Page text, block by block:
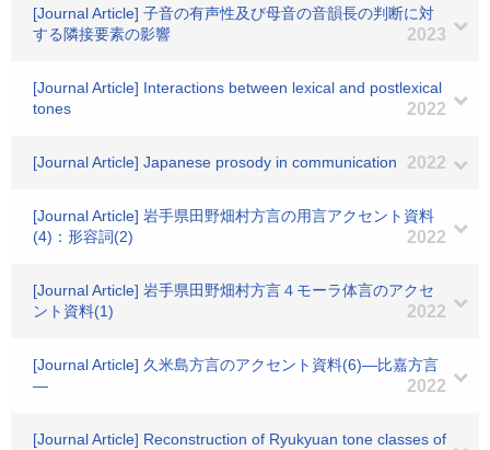
[Journal Article] 子音の有声性及び母音の音韻長の判断に対
する隣接要素の影響
2023
[Journal Article] Interactions between lexical and postlexical
tones
2022
[Journal Article] Japanese prosody in communication 2022
[Journal Article] 岩手県田野畑村方言の用言アクセント資料
(4)：形容詞(2)
2022
[Journal Article] 岩手県田野畑村方言４モーラ体言のアクセ
ント資料(1)
2022
[Journal Article] 久米島方言のアクセント資料(6)―比嘉方言
―
2022
[Journal Article] Reconstruction of Ryukyuan tone classes of